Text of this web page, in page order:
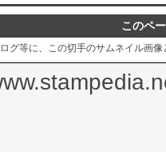
このペ
グ等に、この切手のサムネイル画